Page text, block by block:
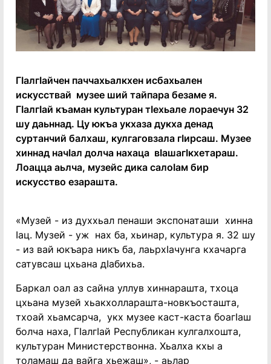
ГӀалгӀайчен паччахьалкхен исбахьален
искусствай музее ший тайпара безаме я.
ГӀалгӀай къаман культуран тӀехьале лораечун 32
шу даьннад. Цу юкъа укхаза дукха денад
суртанчий балхаш, кулгаговзала гӀирсаш. Музее
хиннад начӀал долча нахаца вӀашагӀкхетараш.
Лоацца аьлча, музейс дика салоӀам бир
искусство езарашта.
«Музей - из духхьал пенаши экспонаташи хинна
Ӏац. Музей - уж нах ба, хьинар, культура я. 32 шу
- из вай юкъара никъ ба, лаьрхӀачунга кхачарга
сатувсаш цхьана дӀабихьа.
Баркал оал аз сайна уллув хиннарашта, тхоца
цхьана музей хьакхолларашта-новкъосташта,
тхоай хьамсарча, укх музее каст-каста боагӀаш
болча наха, ГӀалгӀай Республикан кулгалхошта,
культуран Министерствонна. Хьалха кхы а
толамаш да вайга хьежаш», - аьлар